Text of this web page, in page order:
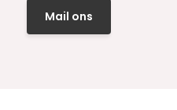
Mail ons